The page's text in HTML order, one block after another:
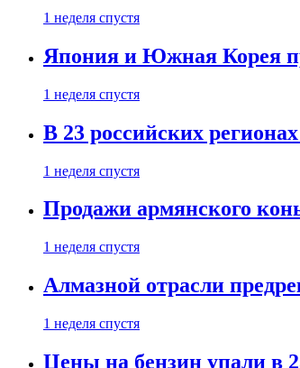
1 неделя спустя
Япония и Южная Корея
1 неделя спустя
В 23 российских
1 неделя спустя
Продажи армянского
1 неделя спустя
Алмазной отрасли
1 неделя спустя
Цены на бензин упали в